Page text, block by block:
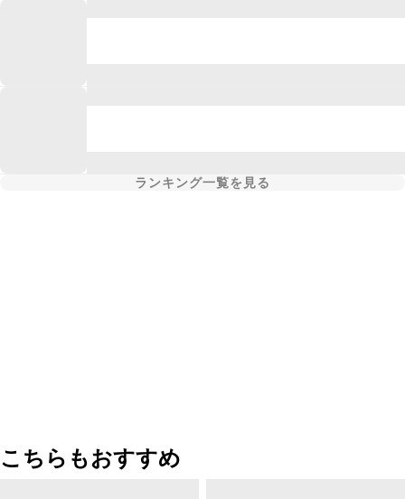
ランキング一覧を見る
こちらもおすすめ